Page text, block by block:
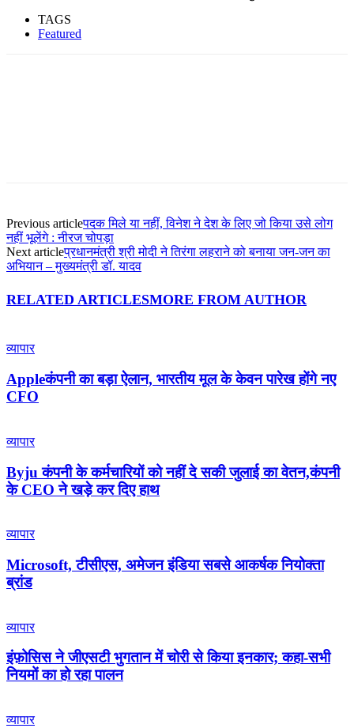
TAGS
Featured
Previous articleपदक मिले या नहीं, विनेश ने देश के लिए जो किया उसे लोग
नहीं भूलेंगे : नीरज चोपड़ा
Next articleप्रधानमंत्री श्री मोदी ने तिरंगा लहराने को बनाया जन-जन का
अभियान – मुख्यमंत्री डॉ. यादव
RELATED ARTICLESMORE FROM AUTHOR
व्यापार
Appleकंपनी का बड़ा ऐलान, भारतीय मूल के केवन पारेख होंगे नए
CFO
व्यापार
Byju कंपनी के कर्मचारियों को नहीं दे सकी जुलाई का वेतन,कंपनी
के CEO ने खड़े कर दिए हाथ
व्यापार
Microsoft, टीसीएस, अमेजन इंडिया सबसे आकर्षक नियोक्ता
ब्रांड
व्यापार
इंफ़ोसिस ने जीएसटी भुगतान में चोरी से किया इनकार; कहा-सभी
नियमों का हो रहा पालन
व्यापार